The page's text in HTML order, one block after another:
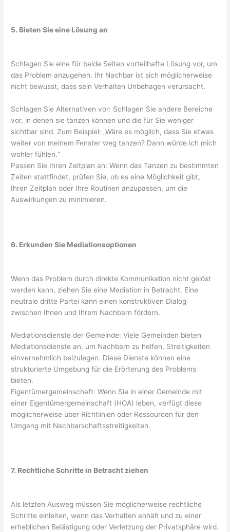
5. Bieten Sie eine Lösung an
Schlagen Sie eine für beide Seiten vorteilhafte Lösung vor, um
das Problem anzugehen. Ihr Nachbar ist sich möglicherweise
nicht bewusst, dass sein Verhalten Unbehagen verursacht.
Schlagen Sie Alternativen vor: Schlagen Sie andere Bereiche
vor, in denen sie tanzen können und die für Sie weniger
sichtbar sind. Zum Beispiel: „Wäre es möglich, dass Sie etwas
weiter von meinem Fenster weg tanzen? Dann würde ich mich
wohler fühlen.“
Passen Sie Ihren Zeitplan an: Wenn das Tanzen zu bestimmten
Zeiten stattfindet, prüfen Sie, ob es eine Möglichkeit gibt,
Ihren Zeitplan oder Ihre Routinen anzupassen, um die
Auswirkungen zu minimieren.
6. Erkunden Sie Mediationsoptionen
Wenn das Problem durch direkte Kommunikation nicht gelöst
werden kann, ziehen Sie eine Mediation in Betracht. Eine
neutrale dritte Partei kann einen konstruktiven Dialog
zwischen Ihnen und Ihrem Nachbarn fördern.
Mediationsdienste der Gemeinde: Viele Gemeinden bieten
Mediationsdienste an, um Nachbarn zu helfen, Streitigkeiten
einvernehmlich beizulegen. Diese Dienste können eine
strukturierte Umgebung für die Erörterung des Problems
bieten.
Eigentümergemeinschaft: Wenn Sie in einer Gemeinde mit
einer Eigentümergemeinschaft (HOA) leben, verfügt diese
möglicherweise über Richtlinien oder Ressourcen für den
Umgang mit Nachbarschaftsstreitigkeiten.
7. Rechtliche Schritte in Betracht ziehen
Als letzten Ausweg müssen Sie möglicherweise rechtliche
Schritte einleiten, wenn das Verhalten anhält und zu einer
erheblichen Belästigung oder Verletzung der Privatsphäre wird.